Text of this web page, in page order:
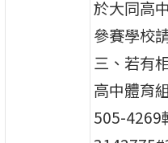
於大同高
參賽學校
三、若有
高中體育
505-4269